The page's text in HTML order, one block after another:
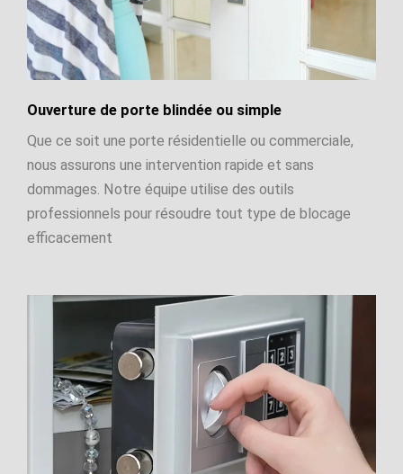
Ouverture de porte blindée ou simple
Que ce soit une porte résidentielle ou commerciale,
nous assurons une intervention rapide et sans
dommages. Notre équipe utilise des outils
professionnels pour résoudre tout type de blocage
efficacement